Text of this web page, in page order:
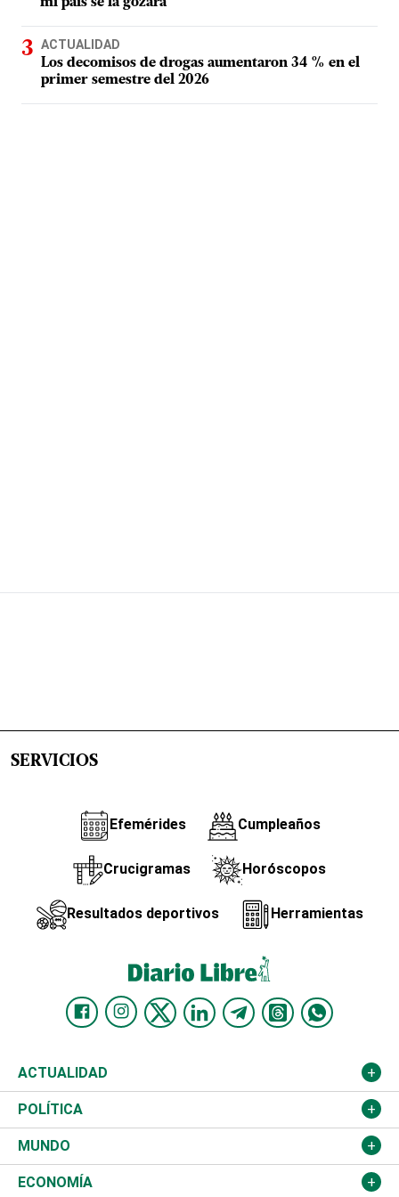
ACTUALIDAD
Los decomisos de drogas aumentaron 34 % en el
primer semestre del 2026
SERVICIOS
Efemérides Cumpleaños
Crucigramas Horóscopos
Resultados deportivos Herramientas
ACTUALIDAD
Nacional
Ciudad
Educación
POLÍTICA
Partidos
JCE
MUNDO
Estados Unidos
ECONOMÍA